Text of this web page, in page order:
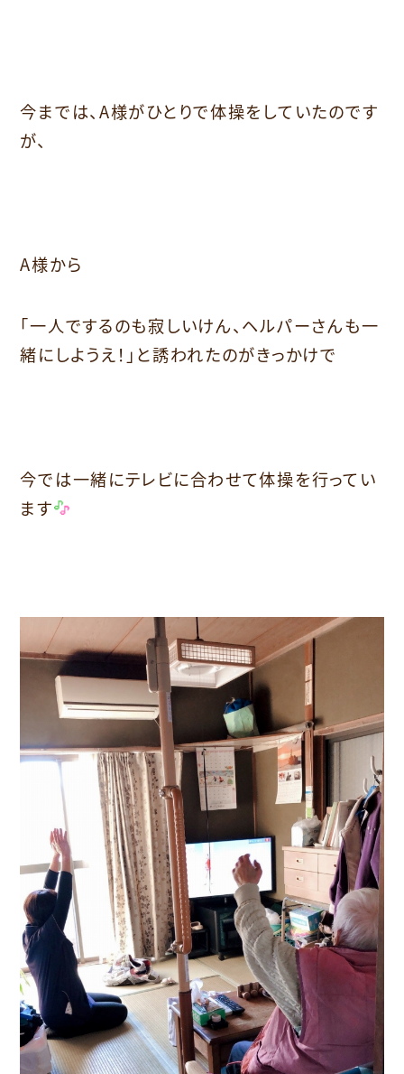
今までは、A様がひとりで体操をしていたのです
が、
A様から
「一人でするのも寂しいけん、ヘルパーさんも一
緒にしようえ！」と誘われたのがきっかけで
今では一緒にテレビに合わせて体操を行ってい
ます